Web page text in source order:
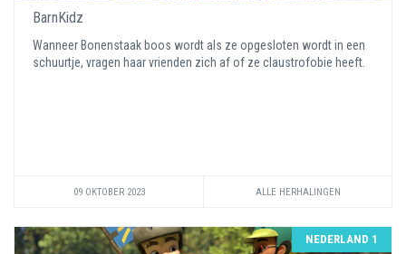
BarnKidz
Wanneer Bonenstaak boos wordt als ze opgesloten wordt in een
schuurtje, vragen haar vrienden zich af of ze claustrofobie heeft.
09 OKTOBER 2023 ALLE HERHALINGEN
NEDERLAND 1